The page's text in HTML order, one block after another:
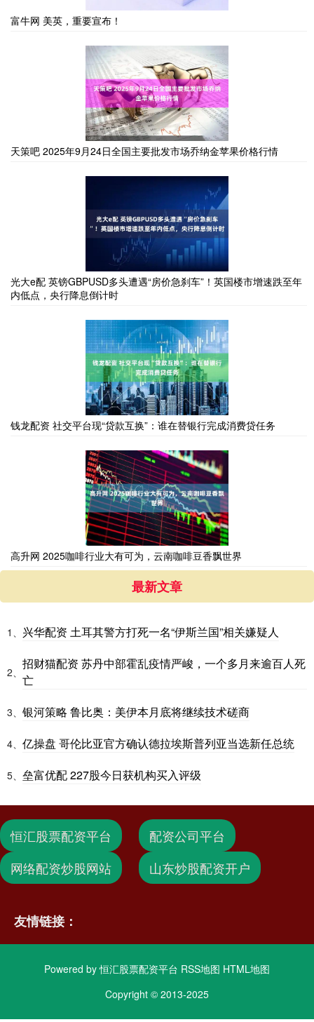
富牛网 美英，重要宣布！
天策吧 2025年9月24日全国主要批发市场乔纳金苹果价格行情
光大e配 英镑GBPUSD多头遭遇“房价急刹车”！英国楼市增速跌至年
内低点，央行降息倒计时
钱龙配资 社交平台现“贷款互换”：谁在替银行完成消费贷任务
高升网 2025咖啡行业大有可为，云南咖啡豆香飘世界
最新文章
1、 兴华配资 土耳其警方打死一名“伊斯兰国”相关嫌疑人
2、
招财猫配资 苏丹中部霍乱疫情严峻，一个多月来逾百人死
亡
3、 银河策略 鲁比奥：美伊本月底将继续技术磋商
4、 亿操盘 哥伦比亚官方确认德拉埃斯普列亚当选新任总统
5、 垒富优配 227股今日获机构买入评级
恒汇股票配资平台
配资公司平台
网络配资炒股网站
山东炒股配资开户
友情链接：
Powered by恒汇股票配资平台 RSS地图 HTML地图
Copyright © 2013-2025